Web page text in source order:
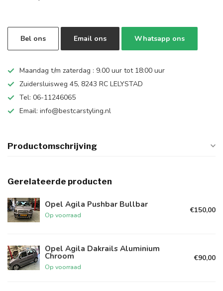
Bel ons Email ons Whatsapp ons
Maandag t/m zaterdag : 9.00 uur tot 18:00 uur
Zuidersluisweg 45, 8243 RC LELYSTAD
Tel: 06-11246065
Email: info@bestcarstyling.nl
Productomschrijving
Gerelateerde producten
Opel Agila Pushbar Bullbar
Op voorraad
€150,00
Opel Agila Dakrails Aluminium
Chroom
Op voorraad
€90,00